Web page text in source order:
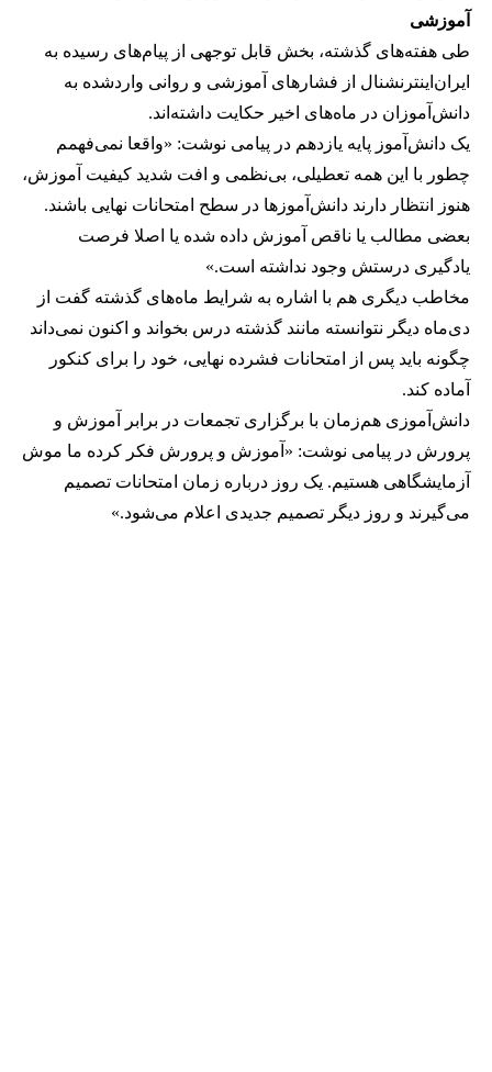
آموزشی
طی هفته‌های گذشته، بخش قابل توجهی از پیام‌های رسیده به
ایران‌اینترنشنال از فشارهای آموزشی و روانی واردشده به
دانش‌آموزان در ماه‌های اخیر حکایت داشته‌اند.
یک دانش‌آموز پایه یازدهم در پیامی نوشت: «واقعا نمی‌فهمم
چطور با این همه تعطیلی، بی‌نظمی و افت شدید کیفیت آموزش،
هنوز انتظار دارند دانش‌آموزها در سطح امتحانات نهایی باشند.
بعضی مطالب یا ناقص آموزش داده شده یا اصلا فرصت
یادگیری درستش وجود نداشته است.»
مخاطب دیگری هم با اشاره به شرایط ماه‌های گذشته گفت از
دی‌ماه دیگر نتوانسته مانند گذشته درس بخواند و اکنون نمی‌داند
چگونه باید پس از امتحانات فشرده نهایی، خود را برای کنکور
آماده کند.
دانش‌آموزی هم‌زمان با برگزاری تجمعات در برابر آموزش و
پرورش در پیامی نوشت: «آموزش و پرورش فکر کرده ما موش
آزمایشگاهی هستیم. یک روز درباره زمان امتحانات تصمیم
می‌گیرند و روز دیگر تصمیم جدیدی اعلام می‌شود.»